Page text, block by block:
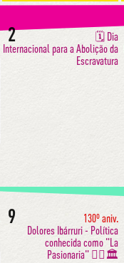
2
🗓 Dia
Internacional para a Abolição da
Escravatura
9
130º aniv.
Dolores Ibárruri - Política
conhecida como "La
Pasionaria" ✊🏼🏛